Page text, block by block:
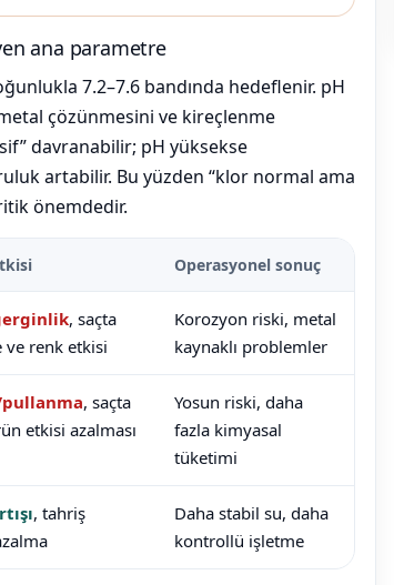
ana parametre
7.2–7.6 bandında hedeflenir. pH
çözünmesini ve kireçlenme
davranabilir; pH yüksekse
artabilir. Bu yüzden “klor normal ama
önemdedir.
Operasyonel sonuç
, saçta
ve renk etkisi
Korozyon riski, metal
kaynaklı problemler
, saçta
etkisi azalması
Yosun riski, daha
fazla kimyasal
tüketimi
, tahriş
Daha stabil su, daha
kontrollü işletme